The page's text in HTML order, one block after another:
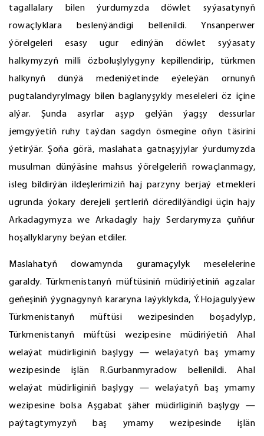
tagallalary bilen ýurdumyzda döwlet syýasatynyň
rowaçlyklara beslenýändigi bellenildi. Ynsanperwer
ýörelgeleri esasy ugur edinýän döwlet syýasaty
halkymyzyň milli özboluşlylygyny kepillendirip, türkmen
halkynyň dünýä medeniýetinde eýeleýän ornunyň
pugtalandyrylmagy bilen baglanyşykly meseleleri öz içine
alýar. Şunda asyrlar aşyp gelýän ýagşy dessurlar
jemgyýetiň ruhy taýdan sagdyn ösmegine oňyn täsirini
ýetirýär. Şoňa görä, maslahata gatnaşyjylar ýurdumyzda
musulman dünýäsine mahsus ýörelgeleriň rowaçlanmagy,
isleg bildirýän ildeşlerimiziň haj parzyny berjaý etmekleri
ugrunda ýokary derejeli şertleriň döredilýändigi üçin hajy
Arkadagymyza we Arkadagly hajy Serdarymyza çuňňur
hoşallyklaryny beýan etdiler.
Maslahatyň dowamynda guramaçylyk meselelerine
garaldy. Türkmenistanyň müftüsiniň müdiriýetiniň agzalar
geňeşiniň ýygnagynyň kararyna laýyklykda, Ý.Hojagulyýew
Türkmenistanyň müftüsi wezipesinden boşadylyp,
Türkmenistanyň müftüsi wezipesine müdiriýetiň Ahal
welaýat müdirliginiň başlygy — welaýatyň baş ymamy
wezipesinde işlän R.Gurbanmyradow bellenildi. Ahal
welaýat müdirliginiň başlygy — welaýatyň baş ymamy
wezipesine bolsa Aşgabat şäher müdirliginiň başlygy —
paýtagtymyzyň baş ymamy wezipesinde işlän